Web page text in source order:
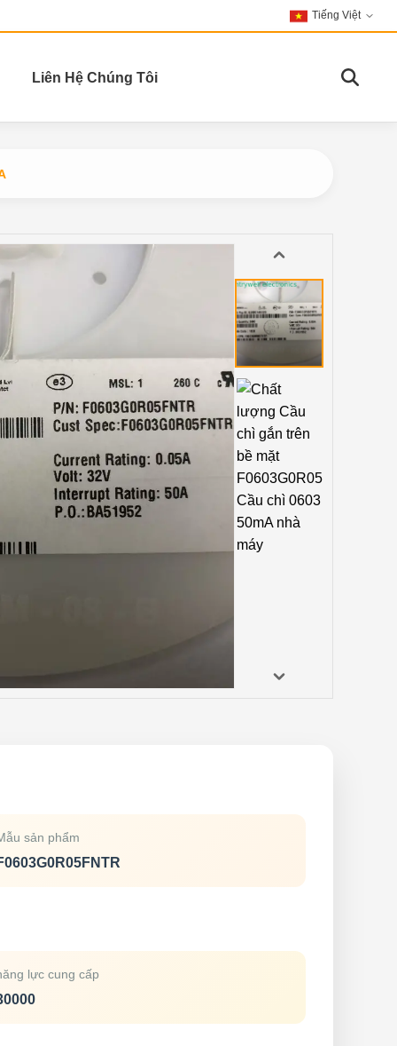
Tiếng Việt
Liên Hệ Chúng Tôi
sản phẩm
lực cung cấp